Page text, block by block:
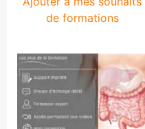
de formations